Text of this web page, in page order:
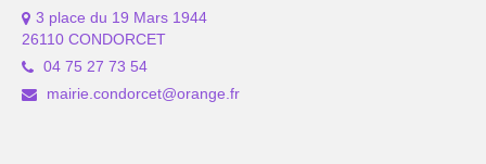
3 place du 19 Mars 1944
26110 CONDORCET
04 75 27 73 54
mairie.condorcet@orange.fr